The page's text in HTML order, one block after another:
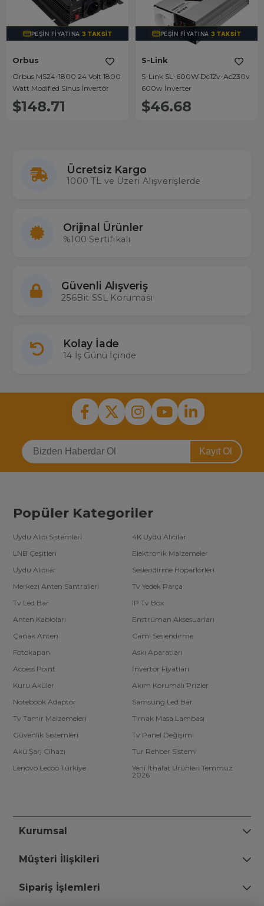
PEŞIN FIYATINA3 TAKSIT
Orbus
Orbus MS24-1800 24 Volt 1800
Watt Modified Sinus İnvertör
$148.71
PEŞIN FIYATINA3 TAKSIT
S-Link
S-Link SL-600W Dc12v-Ac230v
600w İnverter
$46.68
Ücretsiz Kargo
1000 TL ve Üzeri Alışverişlerde
Orijinal Ürünler
%100 Sertifikalı
Güvenli Alışveriş
256Bit SSL Koruması
Kolay İade
14 İş Günü İçinde
Kayıt Ol
Popüler Kategoriler
Uydu Alıcı Sistemleri
4K Uydu Alıcılar
LNB Çeşitleri
Elektronik Malzemeler
Uydu Alıcılar
Seslendirme Hoparlörleri
Merkezi Anten Santralleri
Tv Yedek Parça
Tv Led Bar
IP Tv Box
Anten Kabloları
Enstrüman Aksesuarları
Çanak Anten
Cami Seslendirme
Fotokapan
Askı Aparatları
Access Point
İnvertör Fiyatları
Kuru Aküler
Akım Korumalı Prizler
Notebook Adaptör
Samsung Led Bar
Tv Tamir Malzemeleri
Tırnak Masa Lambası
Güvenlik Sistemleri
Tv Panel Değişimi
Akü Şarj Cihazı
Tur Rehber Sistemi
Lenovo Lecoo Türkiye
Yeni İthalat Ürünleri Temmuz
2026
Kurumsal
Müşteri İlişkileri
Sipariş İşlemleri